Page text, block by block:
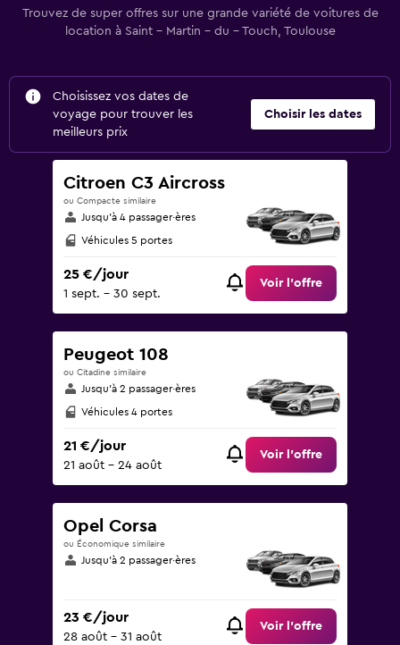
Trouvez de super offres sur une grande variété de voitures de
location à Saint - Martin - du - Touch, Toulouse
Choisissez vos dates de
voyage pour trouver les
meilleurs prix
Choisir les dates
Citroen C3 Aircross
ou Compacte similaire
Jusqu’à 4 passager·ères
Véhicules 5 portes
25 €/jour
1 sept. - 30 sept.
Voir l’offre
Peugeot 108
ou Citadine similaire
Jusqu’à 2 passager·ères
Véhicules 4 portes
21 €/jour
21 août - 24 août
Voir l’offre
Opel Corsa
ou Économique similaire
Jusqu’à 2 passager·ères
23 €/jour
28 août - 31 août
Voir l’offre